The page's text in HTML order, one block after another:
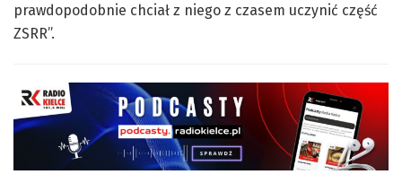
prawdopodobnie chciał z niego z czasem uczynić część
ZSRR”.